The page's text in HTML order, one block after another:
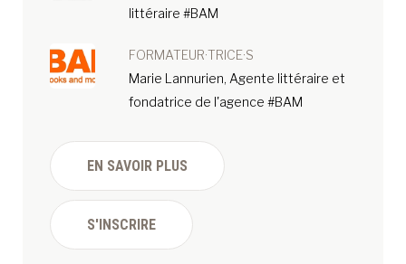
littéraire #BAM
FORMATEUR·TRICE·S
Marie Lannurien, Agente littéraire et
fondatrice de l'agence #BAM
EN SAVOIR PLUS
S'INSCRIRE